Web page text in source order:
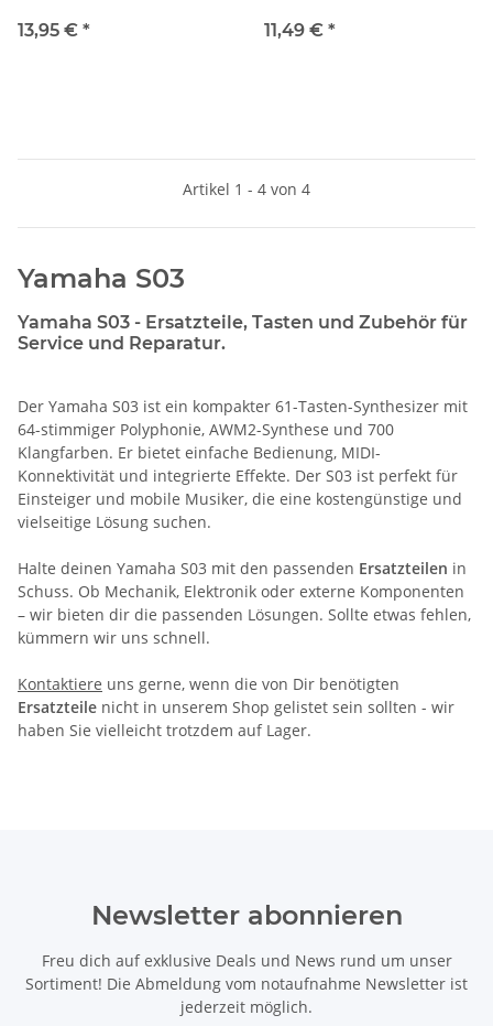
13,95 € *
11,49 € *
Artikel 1 - 4 von 4
Yamaha S03
Yamaha S03 - Ersatzteile, Tasten und Zubehör für
Service und Reparatur.
Der Yamaha S03 ist ein kompakter 61-Tasten-Synthesizer mit
64-stimmiger Polyphonie, AWM2-Synthese und 700
Klangfarben. Er bietet einfache Bedienung, MIDI-
Konnektivität und integrierte Effekte. Der S03 ist perfekt für
Einsteiger und mobile Musiker, die eine kostengünstige und
vielseitige Lösung suchen.
Halte deinen Yamaha S03 mit den passenden Ersatzteilen in
Schuss. Ob Mechanik, Elektronik oder externe Komponenten
– wir bieten dir die passenden Lösungen. Sollte etwas fehlen,
kümmern wir uns schnell.
Kontaktiere uns gerne, wenn die von Dir benötigten
Ersatzteile nicht in unserem Shop gelistet sein sollten - wir
haben Sie vielleicht trotzdem auf Lager.
Newsletter abonnieren
Freu dich auf exklusive Deals und News rund um unser
Sortiment! Die Abmeldung vom notaufnahme Newsletter ist
jederzeit möglich.